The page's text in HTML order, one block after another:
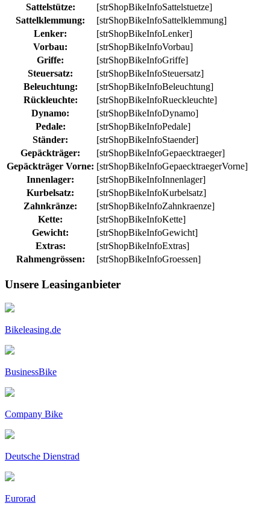
Sattelstütze:
[strShopBikeInfoSattelstuetze]
Sattelklemmung:
[strShopBikeInfoSattelklemmung]
Lenker:
[strShopBikeInfoLenker]
Vorbau:
[strShopBikeInfoVorbau]
Griffe:
[strShopBikeInfoGriffe]
Steuersatz:
[strShopBikeInfoSteuersatz]
Beleuchtung:
[strShopBikeInfoBeleuchtung]
Rückleuchte:
[strShopBikeInfoRueckleuchte]
Dynamo:
[strShopBikeInfoDynamo]
Pedale:
[strShopBikeInfoPedale]
Ständer:
[strShopBikeInfoStaender]
Gepäckträger:
[strShopBikeInfoGepaecktraeger]
Gepäckträger Vorne: [strShopBikeInfoGepaecktraegerVorne]
Innenlager:
[strShopBikeInfoInnenlager]
Kurbelsatz:
[strShopBikeInfoKurbelsatz]
Zahnkränze:
[strShopBikeInfoZahnkraenze]
Kette:
[strShopBikeInfoKette]
Gewicht:
[strShopBikeInfoGewicht]
Extras:
[strShopBikeInfoExtras]
Rahmengrössen:
[strShopBikeInfoGroessen]
Unsere Leasinganbieter
Bikeleasing.de
BusinessBike
Company Bike
Deutsche Dienstrad
Eurorad